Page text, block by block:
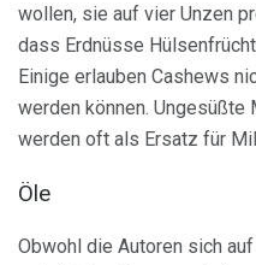
wollen, sie auf vier Unzen
dass Erdnüsse
Einige erlauben Cashews
werden können. Ungesüßte
werden oft als Ersatz für
Öle
Obwohl die Autoren sich